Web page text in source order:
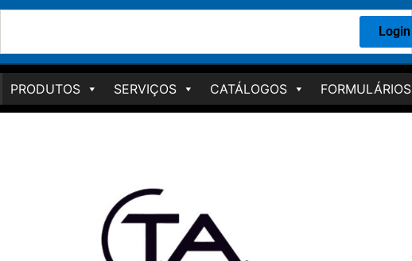
Login
PRODUTOS SERVIÇOS CATÁLOGOS FORMULÁRIOS